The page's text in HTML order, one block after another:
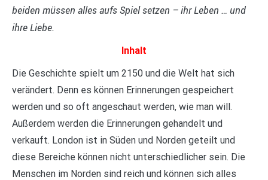
beiden müssen alles aufs Spiel setzen – ihr Leben … und
ihre Liebe.
Inhalt
Die Geschichte spielt um 2150 und die Welt hat sich
verändert. Denn es können Erinnerungen gespeichert
werden und so oft angeschaut werden, wie man will.
Außerdem werden die Erinnerungen gehandelt und
verkauft. London ist in Süden und Norden geteilt und
diese Bereiche können nicht unterschiedlicher sein. Die
Menschen im Norden sind reich und können sich alles